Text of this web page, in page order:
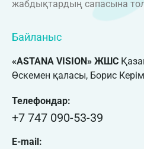
жабдықтардың сапасына
Байланыс
«ASTANA VISION» ЖШС
Өскемен қаласы, Борис
Телефондар:
+7 747 090-53-39
E-mail: